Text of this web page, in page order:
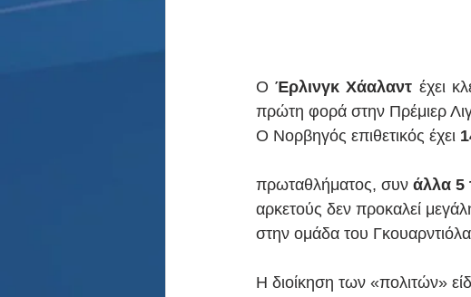
Ο Έρλινγκ Χάαλαντ έχει
πρώτη φορά στην Πρέμιερ
O Νορβηγός επιθετικός έχει
πρωταθλήματος, συν άλλα 5
αρκετούς δεν προκαλεί
στην ομάδα του
Η διοίκηση των «πολιτών»